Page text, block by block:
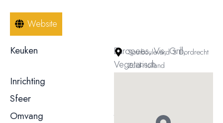
Website
Keuken
Europees, Vis, Grill,
Vegetarisch
Inrichting
Sfeer
Omvang t/m 50 couverts
Spuiboulevard 3 Dordrecht
Zuid-Holland